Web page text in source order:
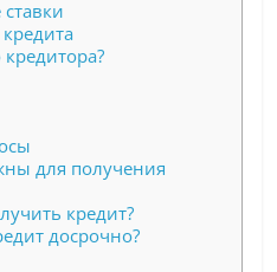
для получения
кредит?
досрочно?